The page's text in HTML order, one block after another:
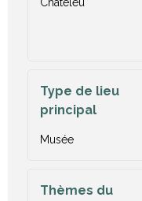
Type de lieu
principal
Musée
Thèmes du